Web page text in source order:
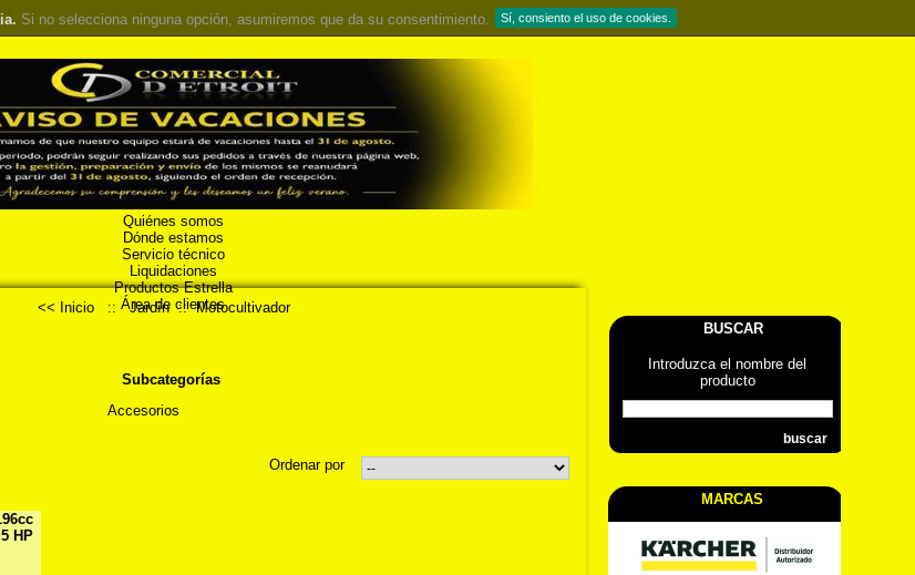
Si no selecciona ninguna opción, asumiremos que da su consentimiento. Sí, consiento el uso de cookies.
Quiénes somos
Dónde estamos
Servicio técnico
Liquidaciones
Productos Estrella
Área de clientes
<< Inicio :: Jardín :: Motocultivador
Subcategorías
Accesorios
Ordenar por
HP
BUSCAR
Introduzca el nombre del
producto
MARCAS